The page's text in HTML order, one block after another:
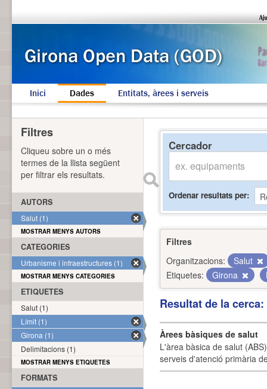
Inici Dades Entitats, àrees i serveis
Cercador
Ordenar resultats per
Filtres
Organitzacions:
Salut
Etiquetes:
Girona
Resultat de la
Àrees bàsiques de salut
L'àrea bàsica de salut
serveis d'atenció primària
Filtres
Cliqueu sobre un o més
termes de la llista següent
per filtrar els resultats.
AUTORS
Salut (1)
MOSTRAR MENYS AUTORS
CATEGORIES
Urbanisme i infraestructures (1)
MOSTRAR MENYS CATEGORIES
ETIQUETES
Salut (1)
Límit (1)
Girona (1)
Delimitacions (1)
MOSTRAR MENYS ETIQUETES
FORMATS